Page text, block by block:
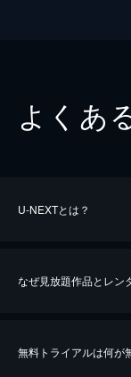
よくあ
U-NEXTとは？
なぜ見放題作品とレン
無料トライアルは何が